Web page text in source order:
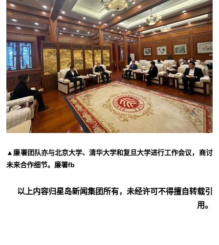
▲廉署团队亦与北京大学、清华大学和复旦大学进行工作会议，商讨
未来合作细节。廉署fb
以上内容归星岛新闻集团所有，未经许可不得擅自转载引
用。